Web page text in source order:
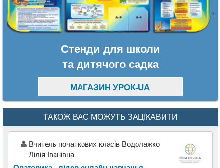
Стенди для школи
та дитячого садка
МАГАЗИН УРОК-UA
ТАКОЖ ВАС МОЖУТЬ ЗАЦІКАВИТИ
Вчитель початкових класів Водолажко
Лілія Іванівна